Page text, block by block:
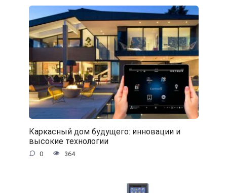
Каркасный дом будущего: инновации и
высокие технологии
0 364